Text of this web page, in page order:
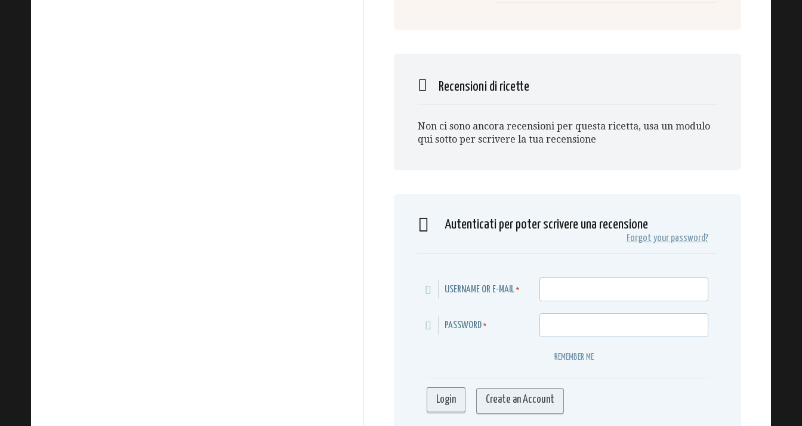
Recensioni di ricette
Non ci sono ancora recensioni per questa ricetta, usa un modulo
qui sotto per scrivere la tua recensione
Autenticati per poter scrivere una recensione
Forgot your password?
USERNAME OR E-MAIL *
PASSWORD *
REMEMBER ME
Create an Account